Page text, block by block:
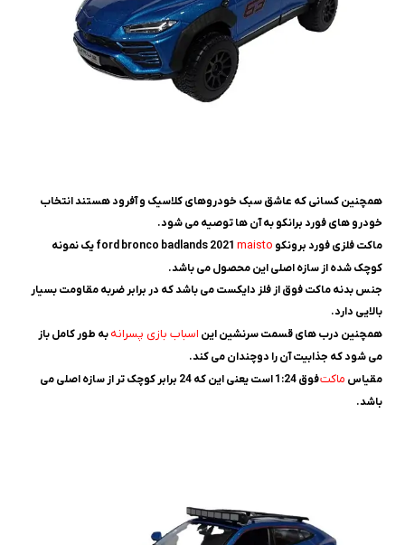
همچنین کسانی که عاشق سبک خودروهای کلاسیک و آفرود هستند انتخاب
خودرو های فورد برانکو به آن ها توصیه می شود.
ماکت فلزی فورد برونکو ford bronco badlands 2021 maisto
یک نمونه
کوچک شده از سازه اصلی این محصول می باشد.
جنس بدنه ماکت فوق از فلز دایکست می باشد که در برابر ضربه مقاومت بسیار
بالایی دارد.
همچنین درب های قسمت سرنشین این اسباب بازی پسرانهبه طور کامل باز
می شود که جذابیت آن را دوچندان می کند.
مقیاس ماکت
فوق 1:24 است یعنی این که 24 برابر کوچک تر از سازه اصلی می
باشد.